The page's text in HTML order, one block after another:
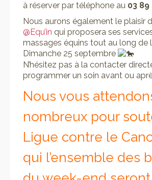
à réserver par téléphone au 03 89
Nous aurons également le plaisir
@Equ’in qui proposera ses
massages équins tout au long de
Dimanche 25 septembre
N’hésitez pas à la contacter
programmer un soin avant ou
Nous vous
nombreux pour
Ligue contre le
qui l’ensemble des